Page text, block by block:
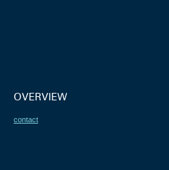
OVERVIEW
contact